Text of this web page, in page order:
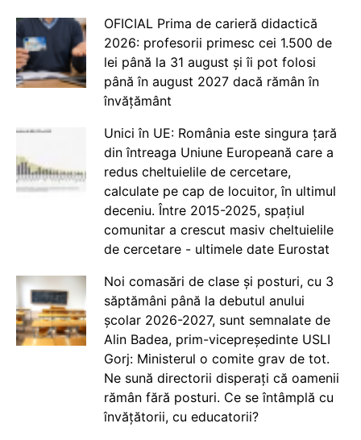
OFICIAL Prima de carieră didactică
2026: profesorii primesc cei 1.500 de
lei până la 31 august și îi pot folosi
până în august 2027 dacă rămân în
învățământ
Unici în UE: România este singura țară
din întreaga Uniune Europeană care a
redus cheltuielile de cercetare,
calculate pe cap de locuitor, în ultimul
deceniu. Între 2015-2025, spațiul
comunitar a crescut masiv cheltuielile
de cercetare - ultimele date Eurostat
Noi comasări de clase și posturi, cu 3
săptămâni până la debutul anului
școlar 2026-2027, sunt semnalate de
Alin Badea, prim-vicepreședinte USLI
Gorj: Ministerul o comite grav de tot.
Ne sună directorii disperați că oamenii
rămân fără posturi. Ce se întâmplă cu
învățătorii, cu educatorii?